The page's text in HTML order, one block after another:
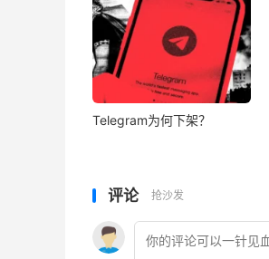
Telegram为何下架？
评论 抢沙发